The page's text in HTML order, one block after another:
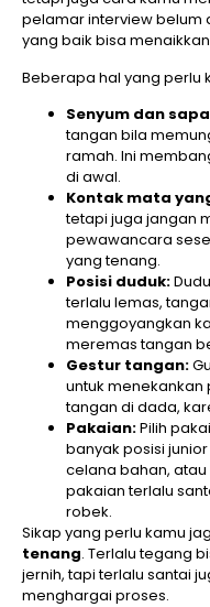
pelamar interview belum
yang baik bisa
Beberapa hal yang perlu
Senyum dan
tangan bila
ramah. Ini
di awal.
Kontak mata
tetapi juga jangan
pewawancara
yang tenang.
Posisi duduk:
terlalu lemas,
menggoyangkan
meremas tangan
Gestur tangan:
untuk menekankan
tangan di dada,
Pakaian:Pilih
banyak posisi
celana bahan, atau
pakaian terlalu
robek.
Sikap yang perlu kamu
tenang. Terlalu tegang
jernih, tapi terlalu santai
menghargai proses.